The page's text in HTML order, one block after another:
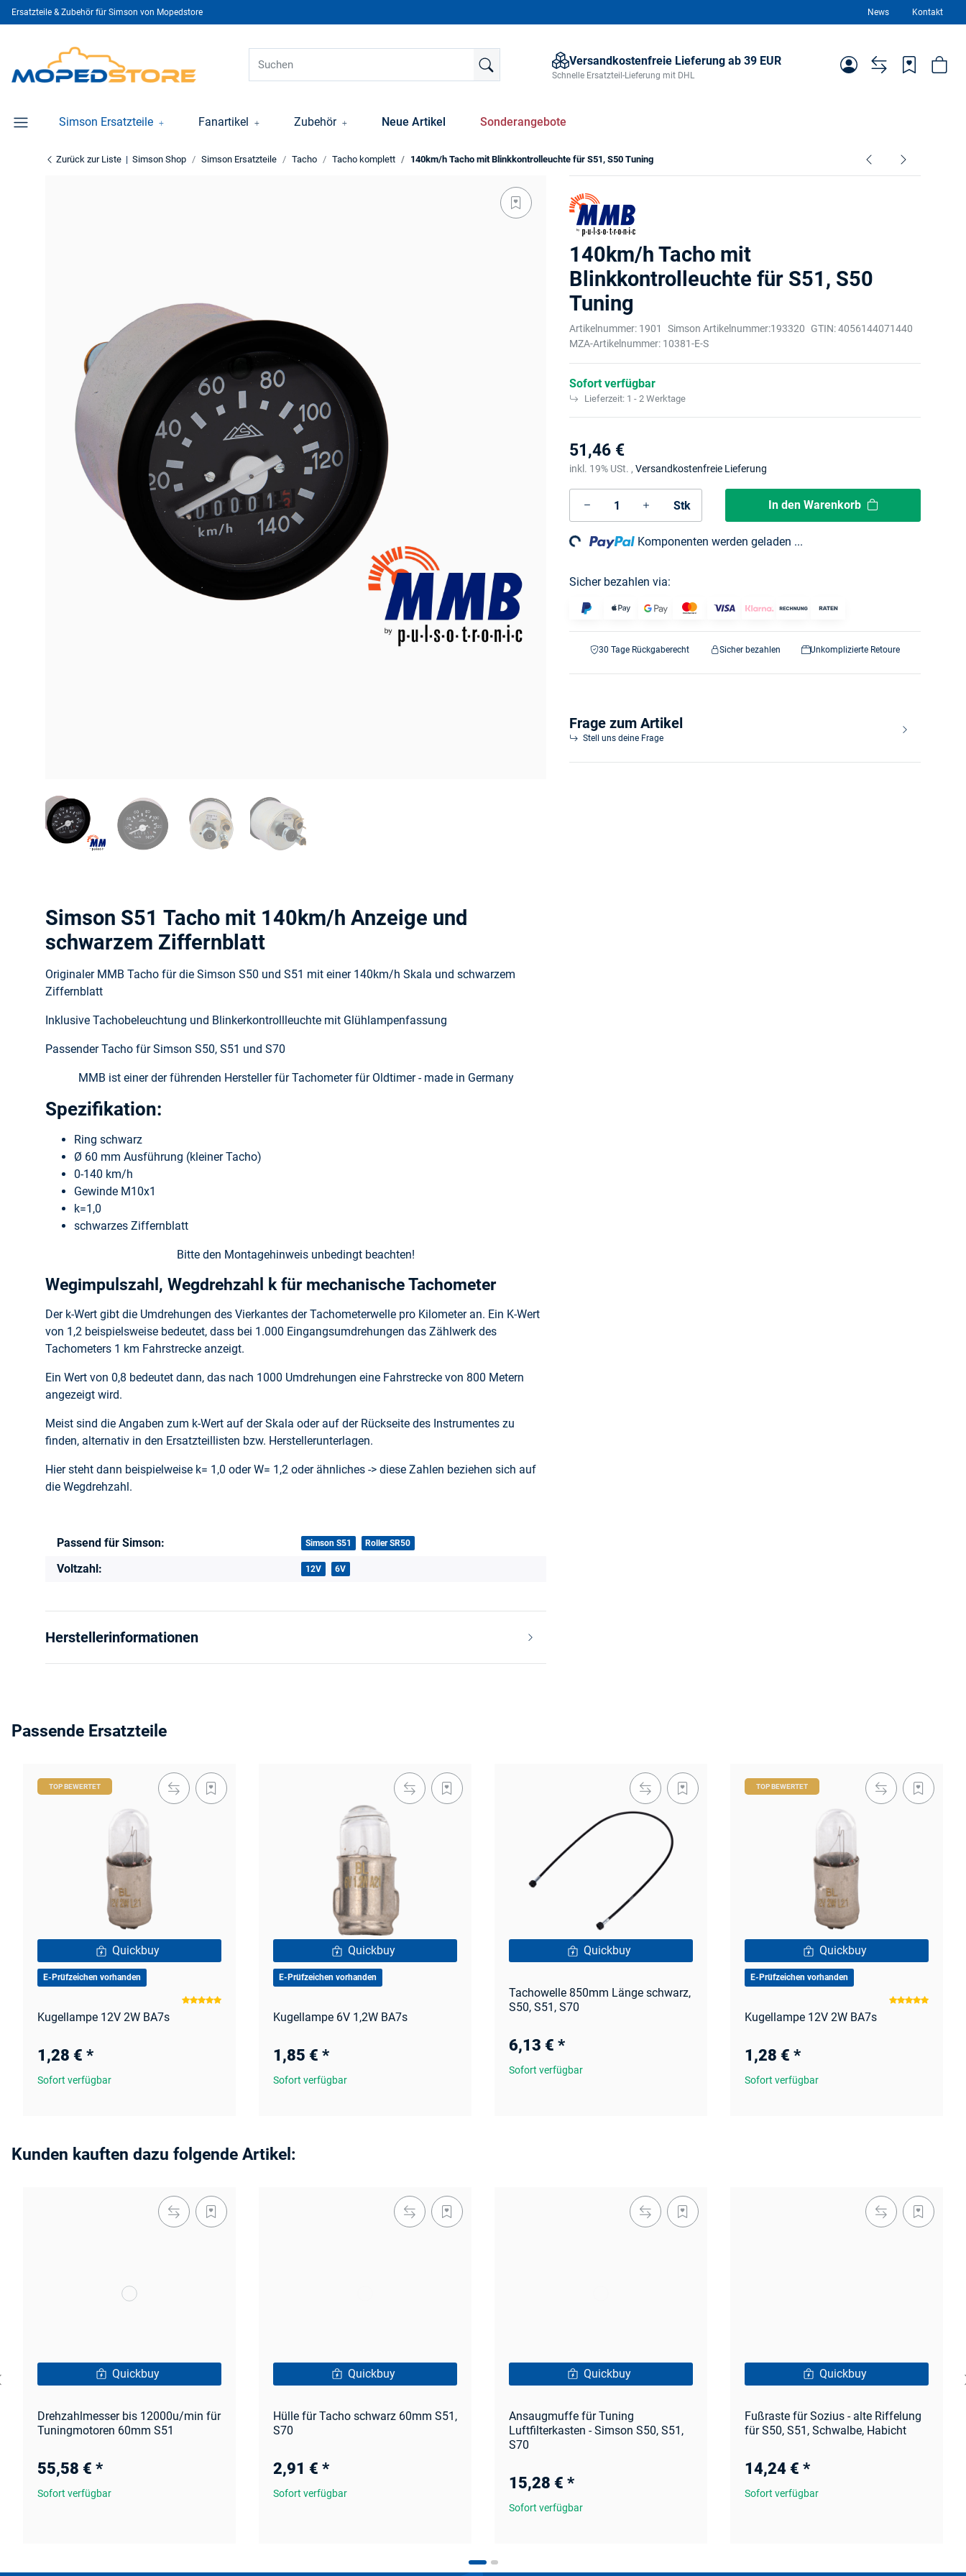
Ersatzteile & Zubehör für Simson von Mopedstore News Kontakt
Versandkostenfreie Lieferung ab 39 EUR
Schnelle Ersatzteil-Lieferung mit DHL
Simson Ersatzteile Fanartikel Zubehör Neue Artikel Sonderangebote
Zurück zur Liste Simson Shop Simson Ersatzteile Tacho Tacho komplett 140km/h Tacho mit Blinkkontrolleuchte für S51, S50 Tuning
140km/h Tacho mit
Blinkkontrolleuchte für S51, S50
Tuning
Artikelnummer: 1901 Simson Artikelnummer:193320 GTIN:4056144071440
MZA-Artikelnummer: 10381-E-S
Sofort verfügbar
Lieferzeit: 1 - 2 Werktage
51,46 €
inkl. 19% USt. ,Versandkostenfreie Lieferung
Stk In den Warenkorb
Loading... Komponenten werden geladen ...
Sicher bezahlen via:
30 Tage Rückgaberecht Sicher bezahlen Unkomplizierte Retoure
Frage zum Artikel
Stell uns deine Frage
Simson S51 Tacho mit 140km/h Anzeige und
schwarzem Ziffernblatt
Originaler MMB Tacho für die Simson S50 und S51 mit einer 140km/h Skala und schwarzem
Ziffernblatt
Inklusive Tachobeleuchtung und Blinkerkontrollleuchte mit Glühlampenfassung
Passender Tacho für Simson S50, S51 und S70
MMB ist einer der führenden Hersteller für Tachometer für Oldtimer - made in Germany
Spezifikation:
Ring schwarz
Ø 60 mm Ausführung (kleiner Tacho)
0-140 km/h
Gewinde M10x1
k=1,0
schwarzes Ziffernblatt
Bitte den Montagehinweis unbedingt beachten!
Wegimpulszahl, Wegdrehzahl k für mechanische Tachometer
Der k-Wert gibt die Umdrehungen des Vierkantes der Tachometerwelle pro Kilometer an. Ein K-Wert
von 1,2 beispielsweise bedeutet, dass bei 1.000 Eingangsumdrehungen das Zählwerk des
Tachometers 1 km Fahrstrecke anzeigt.
Ein Wert von 0,8 bedeutet dann, das nach 1000 Umdrehungen eine Fahrstrecke von 800 Metern
angezeigt wird.
Meist sind die Angaben zum k-Wert auf der Skala oder auf der Rückseite des Instrumentes zu
finden, alternativ in den Ersatzteillisten bzw. Herstellerunterlagen.
Hier steht dann beispielweise k= 1,0 oder W= 1,2 oder ähnliches -> diese Zahlen beziehen sich auf
die Wegdrehzahl.
Produkteigenschaft
Wert
Passend für Simson: Simson S51 Roller SR50
Voltzahl: 12V 6V
Herstellerinformationen
Passende Ersatzteile
Quickbuy
TOP BEWERTET
E-Prüfzeichen vorhanden
Kugellampe 12V 2W BA7s
1,28 € *
Sofort verfügbar
Quickbuy
E-Prüfzeichen vorhanden
Kugellampe 6V 1,2W BA7s
1,85 € *
Sofort verfügbar
Quickbuy
Tachowelle 850mm Länge schwarz,
S50, S51, S70
6,13 € *
Sofort verfügbar
Quickbuy
TOP BEWERTET
E-Prüfzeichen vorhanden
Kugellampe 12V 2W BA7s
1,28 € *
Sofort verfügbar
Kunden kauften dazu folgende Artikel:
Quickbuy
Drehzahlmesser bis 12000u/min für
Tuningmotoren 60mm S51
55,58 € *
Sofort verfügbar
Quickbuy
Hülle für Tacho schwarz 60mm S51,
S70
2,91 € *
Sofort verfügbar
Quickbuy
Ansaugmuffe für Tuning
Luftfilterkasten - Simson S50, S51,
S70
15,28 € *
Sofort verfügbar
Quickbuy
Fußraste für Sozius - alte Riffelung
für S50, S51, Schwalbe, Habicht
14,24 € *
Sofort verfügbar